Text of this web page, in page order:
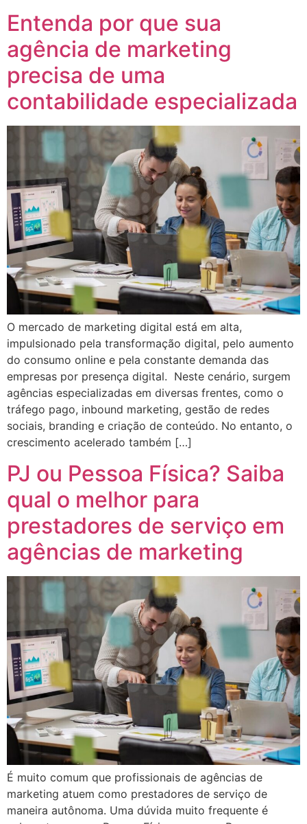
Entenda por que sua
agência de marketing
precisa de uma
contabilidade especializada
O mercado de marketing digital está em alta,
impulsionado pela transformação digital, pelo aumento
do consumo online e pela constante demanda das
empresas por presença digital. Neste cenário, surgem
agências especializadas em diversas frentes, como o
tráfego pago, inbound marketing, gestão de redes
sociais, branding e criação de conteúdo. No entanto, o
crescimento acelerado também […]
PJ ou Pessoa Física? Saiba
qual o melhor para
prestadores de serviço em
agências de marketing
É muito comum que profissionais de agências de
marketing atuem como prestadores de serviço de
maneira autônoma. Uma dúvida muito frequente é